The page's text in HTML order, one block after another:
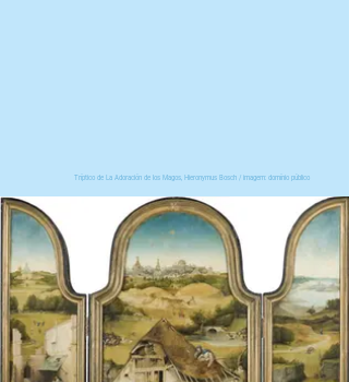
Tríptico de La Adoración de los Magos, Hieronymus Bosch / imagem: domínio público